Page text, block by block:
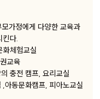
가정에게 다양한 교육과
킨다.
체험교실
교육
충전 캠프, 요리교실
동문화캠프, 피아노교실